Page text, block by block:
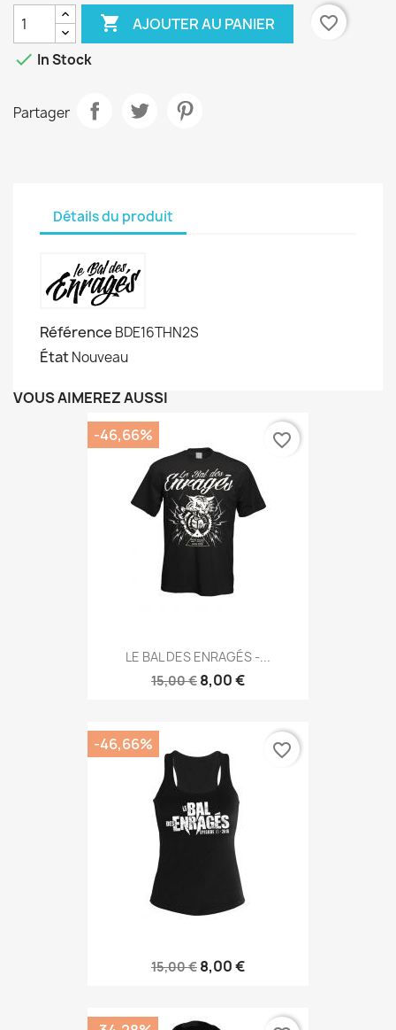
 AJOUTER AU PANIER
favorite_border
 In Stock
Partager
Détails du produit
Référence BDE16THN2S
ÉtatNouveau
VOUS AIMEREZ AUSSI
LE BAL DES ENRAGÉS -...
15,00 € 8,00 €
-46,66% favorite_border
15,00 € 8,00 €
-46,66% favorite_border